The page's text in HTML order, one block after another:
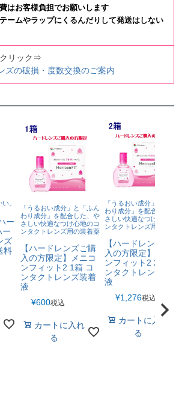
はお客様負担でお願いします
ームやラップにくるんだりして発送はしない
リック⇒
ズの破損・度数交換のご案内
。
ー
ズ
料
「うるおい成分」と「ふん
わり成分」を配合した、や
さしい快適なつけ心地のコ
ンタクトレンズ用の装着薬
【ハードレンズご購
入の方限定】メニコ
ンフィット2 1箱 コ
ンタクトレンズ装着
液
¥600税込
カートに入れ
る
「うるおい成分」と「ふ
わり成分」を配合した、
さしい快適なつけ心地の
ンタクトレンズ用の装着
【ハードレンズご
入の方限定】メニ
ンフィット2 2箱 コ
ンタクトレンズ装
液
¥1,276税込
カートに入れ
る